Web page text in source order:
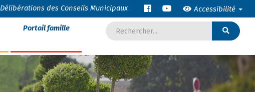
Délibérations des Conseils Municipaux Accessibilité
Portail famille